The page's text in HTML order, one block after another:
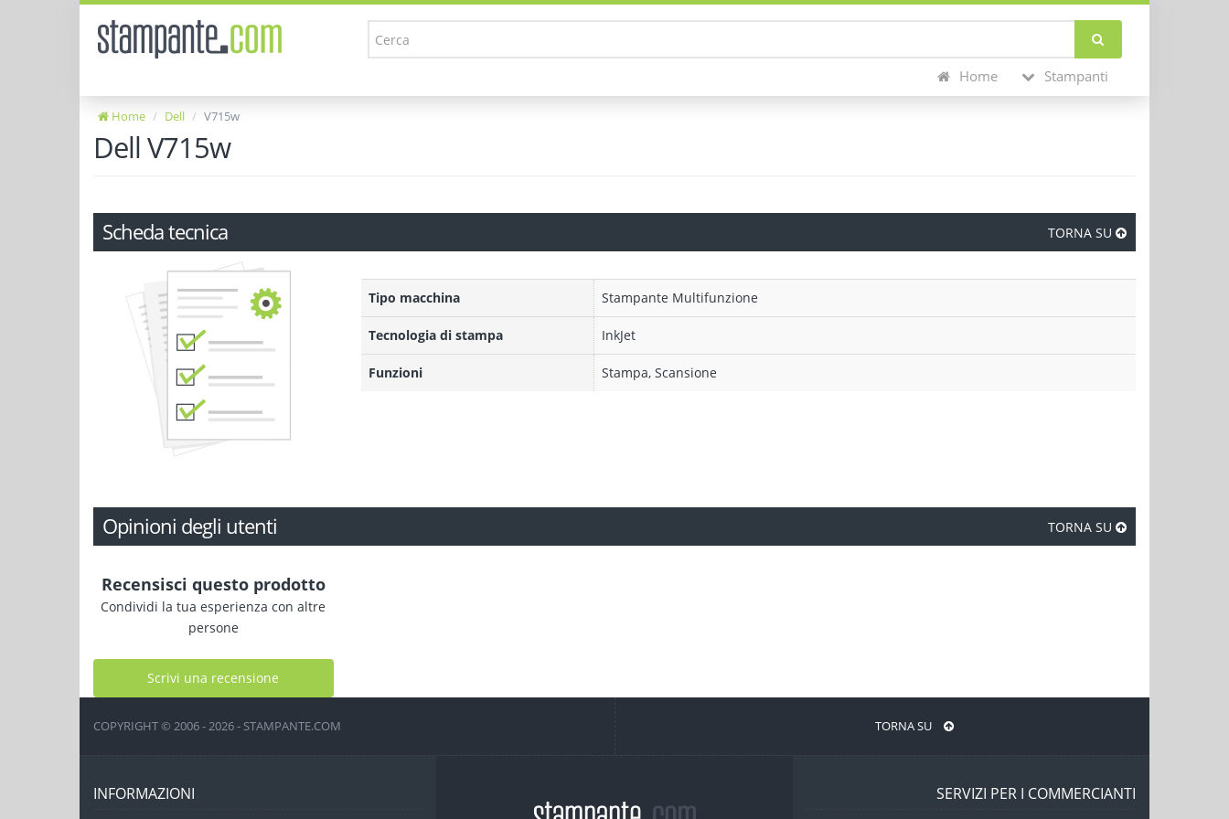
Home Stampanti
Home Dell V715w
Dell V715w
Scheda tecnica TORNA SU
Tipo macchina Stampante Multifunzione
Tecnologia di stampa InkJet
Funzioni Stampa, Scansione
Opinioni degli utenti TORNA SU
Recensisci questo prodotto
Condividi la tua esperienza con altre
persone
Scrivi una recensione
COPYRIGHT © 2006 - 2026 - STAMPANTE.COM TORNA SU
INFORMAZIONI SERVIZI PER I COMMERCIANTI